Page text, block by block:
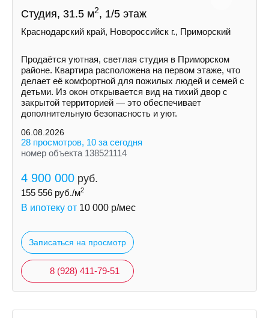
Студия, 31.5 м2, 1/5 этаж
Краснодарский край, Новороссийск г., Приморский
Продаётся уютная, светлая студия в Приморском
районе. Квартира расположена на первом этаже, что
делает её комфортной для пожилых людей и семей с
детьми. Из окон открывается вид на тихий двор с
закрытой территорией — это обеспечивает
дополнительную безопасность и уют.
06.08.2026
28 просмотров, 10 за сегодня
номер объекта 138521114
4 900 000 руб.
155 556 руб./м2
В ипотеку от 10 000 р/мес
Записаться на просмотр
8 (928) 411-79-51